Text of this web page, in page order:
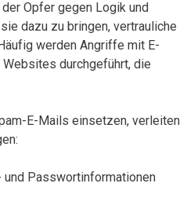
Opfer gegen Logik und
dazu zu bringen, vertrauliche
werden Angriffe mit E-
durchgeführt, die
E-Mails einsetzen, verleiten
Passwortinformationen